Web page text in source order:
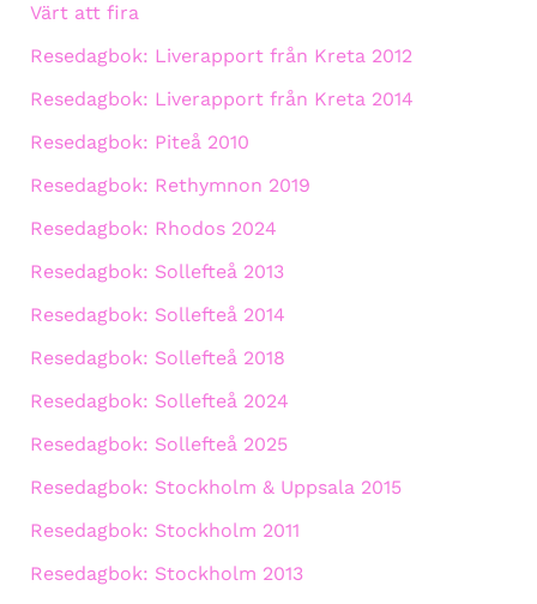
Värt att fira
Resedagbok: Liverapport från Kreta 2012
Resedagbok: Liverapport från Kreta 2014
Resedagbok: Piteå 2010
Resedagbok: Rethymnon 2019
Resedagbok: Rhodos 2024
Resedagbok: Sollefteå 2013
Resedagbok: Sollefteå 2014
Resedagbok: Sollefteå 2018
Resedagbok: Sollefteå 2024
Resedagbok: Sollefteå 2025
Resedagbok: Stockholm & Uppsala 2015
Resedagbok: Stockholm 2011
Resedagbok: Stockholm 2013